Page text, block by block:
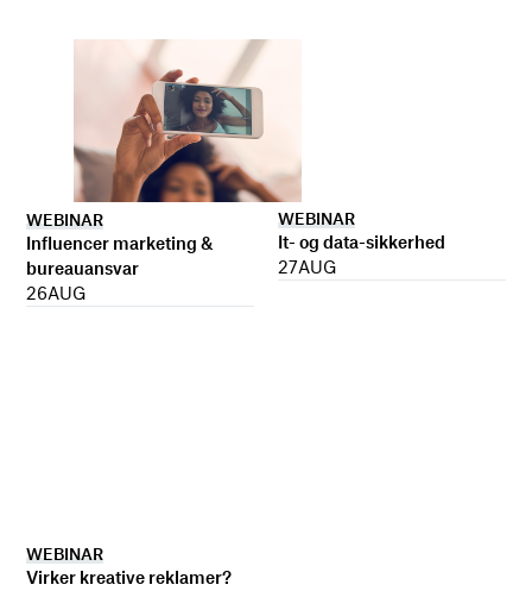
WEBINAR
Influencer marketing &
bureauansvar
26AUG
WEBINAR
It- og data-sikkerhed
27AUG
WEBINAR
Virker kreative reklamer?